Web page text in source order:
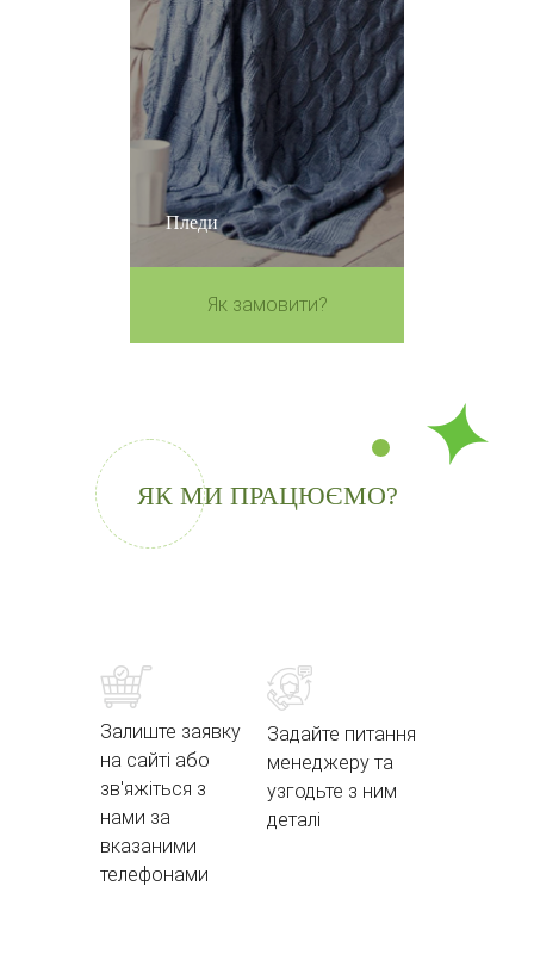
Пледи
Як замовити?
ЯК МИ ПРАЦЮЄМО?
Залиште заявку
на сайті або
зв'яжіться з
нами за
вказаними
телефонами
Задайте питання
менеджеру та
узгодьте з ним
деталі